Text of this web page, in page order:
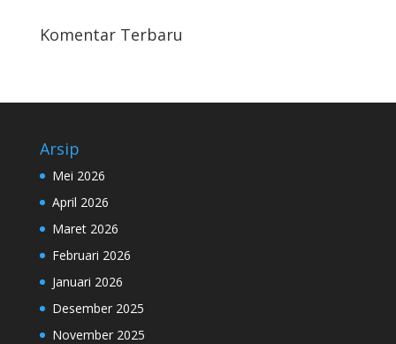
Komentar Terbaru
Arsip
Mei 2026
April 2026
Maret 2026
Februari 2026
Januari 2026
Desember 2025
November 2025